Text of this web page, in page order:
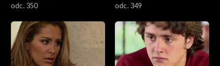
odc. 350
odc. 349